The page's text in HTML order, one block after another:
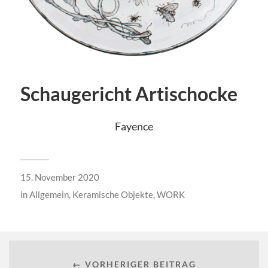
Schaugericht Artischocke
Fayence
15. November 2020
inAllgemein, Keramische Objekte,WORK
← VORHERIGER BEITRAG